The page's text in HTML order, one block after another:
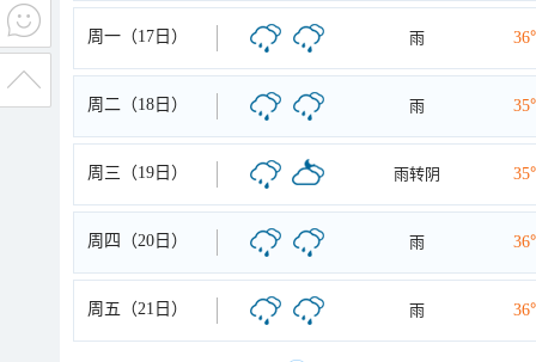
周一（17日） 雨
周二（18日） 雨
周三（19日） 雨转阴
周四（20日） 雨
周五（21日） 雨